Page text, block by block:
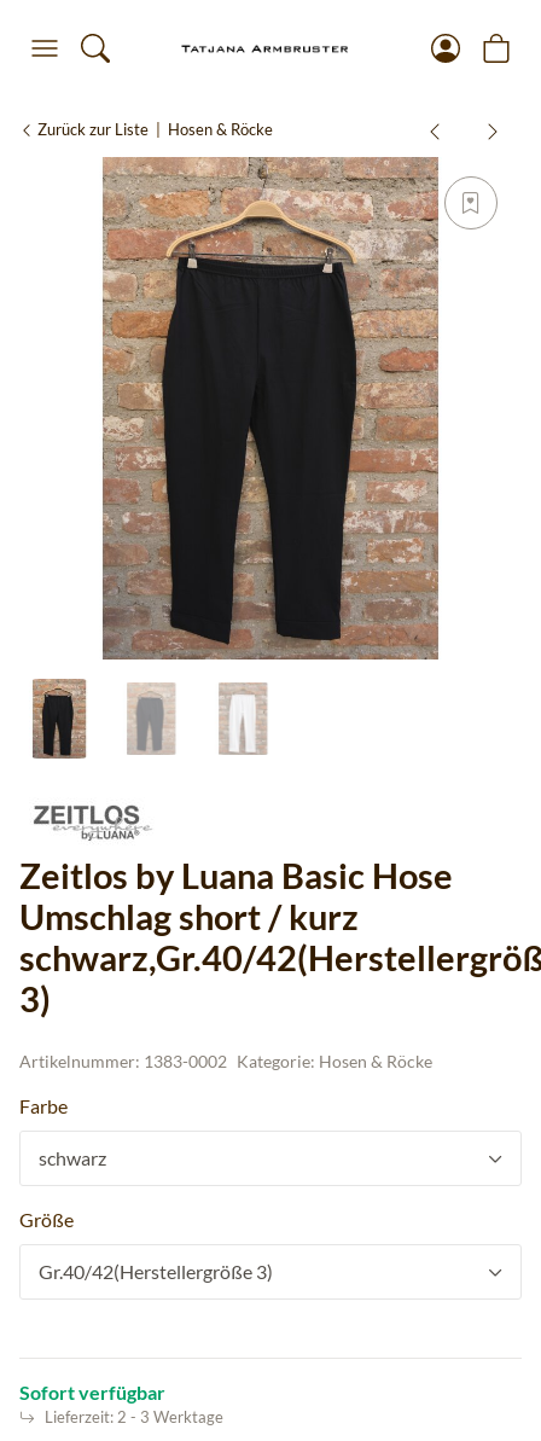
Zurück zur Liste Hosen & Röcke
Zeitlos by Luana Basic Hose
Umschlag short / kurz
schwarz,Gr.40/
3)
Artikelnummer: 1383-0002 Kategorie: Hosen & Röcke
Farbe
schwarz
Größe
Gr.40/42(Herstellergröße 3)
Sofort verfügbar
Lieferzeit: 2 - 3 Werktage